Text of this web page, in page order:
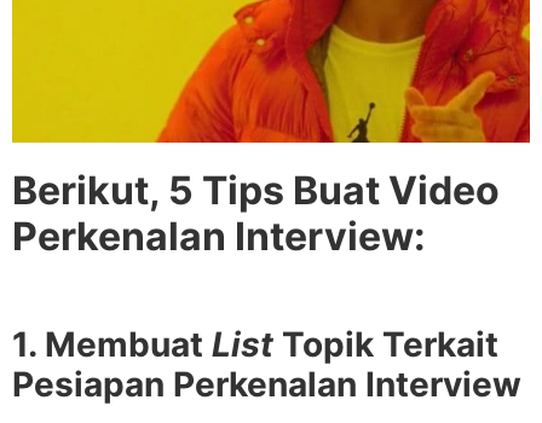
Berikut, 5 Tips Buat Video
Perkenalan Interview:
1. Membuat List Topik Terkait
Pesiapan Perkenalan Interview